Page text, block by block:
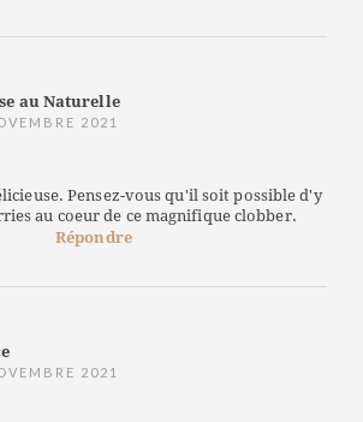
au Naturelle
2021
Pensez-vous qu'il soit possible d'y
au coeur de ce magnifique clobber.
Répondre
2021